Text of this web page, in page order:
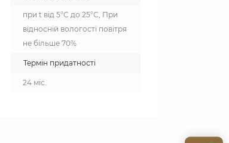
при t від 5°C до 25°С, При
відносній вологості повітря
не більше 70%
Термін придатності
24 міс.